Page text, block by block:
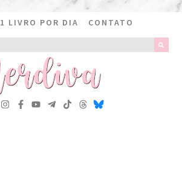
1 LIVRO POR DIA CONTATO